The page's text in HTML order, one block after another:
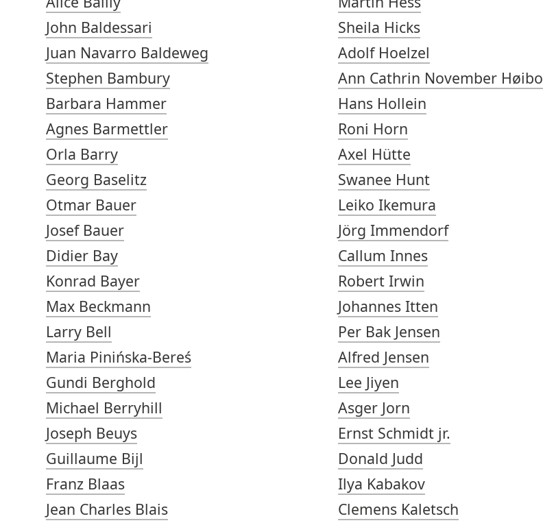
John Baldessari
Juan Navarro Baldeweg
Stephen Bambury
Barbara Hammer
Agnes Barmettler
Orla Barry
Georg Baselitz
Otmar Bauer
Josef Bauer
Didier Bay
Konrad Bayer
Max Beckmann
Larry Bell
Maria Pinińska-Bereś
Gundi Berghold
Michael Berryhill
Joseph Beuys
Guillaume Bijl
Franz Blaas
Jean Charles Blais
Sheila Hicks
Adolf Hoelzel
Ann Cathrin November Høibo
Hans Hollein
Roni Horn
Axel Hütte
Swanee Hunt
Leiko Ikemura
Jörg Immendorf
Callum Innes
Robert Irwin
Johannes Itten
Per Bak Jensen
Alfred Jensen
Lee Jiyen
Asger Jorn
Ernst Schmidt jr.
Donald Judd
Ilya Kabakov
Clemens Kaletsch